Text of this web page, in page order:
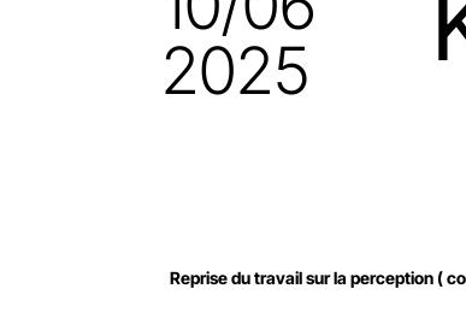
2025
Reprise du travail sur la perception (